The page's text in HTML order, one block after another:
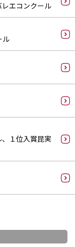
エコンクール
ル
１位入賞昆実